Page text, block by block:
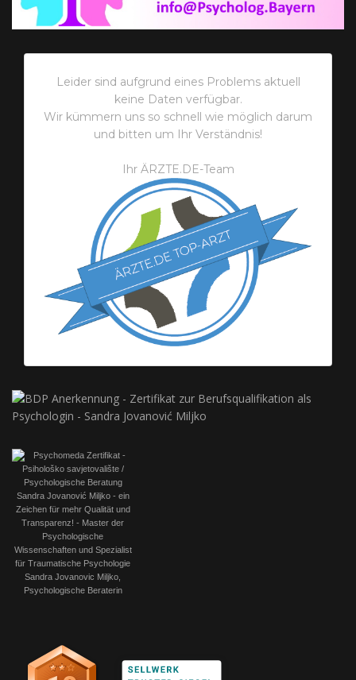
Leider sind aufgrund eines Problems aktuell
keine Daten verfügbar.
Wir kümmern uns so schnell wie möglich darum
und bitten um Ihr Verständnis!
Ihr ÄRZTE.DE-Team